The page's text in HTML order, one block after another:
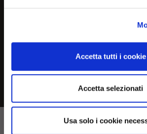
Accetta tutti i cookie
Accetta selezionati
Usa solo i cookie